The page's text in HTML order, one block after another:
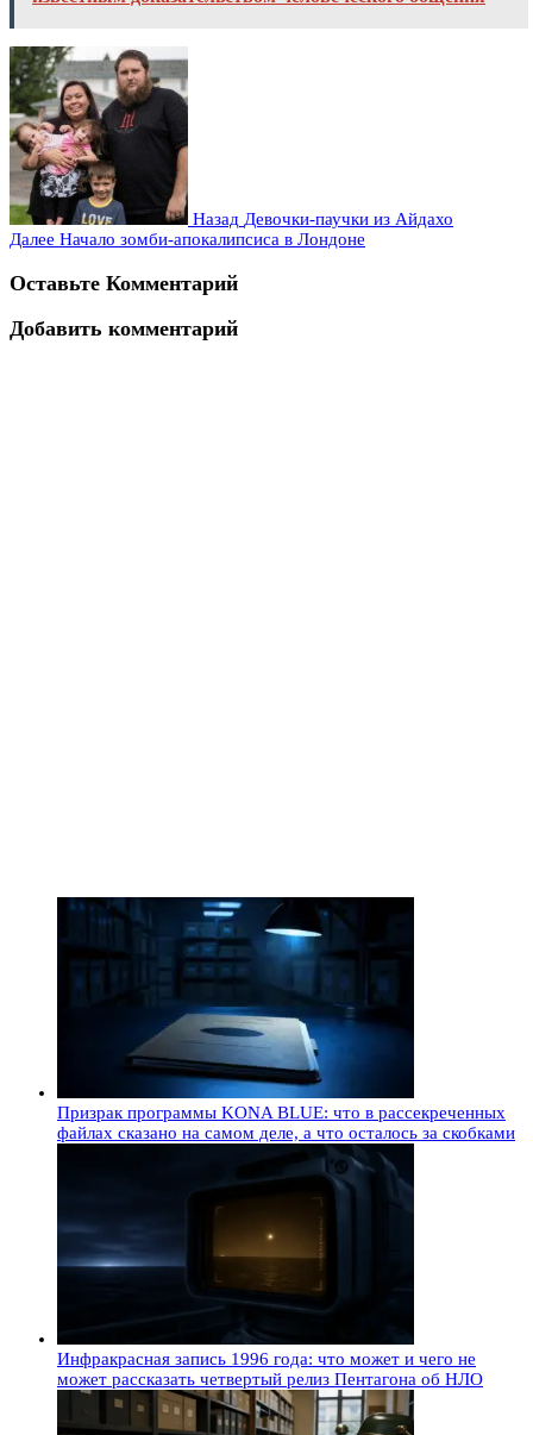
Назад Девочки-паучки из Айдахо
Далее Начало зомби-апокалипсиса в Лондоне
Оставьте Комментарий
Добавить комментарий
Призрак программы KONA BLUE: что в рассекреченных
файлах сказано на самом деле, а что осталось за скобками
Инфракрасная запись 1996 года: что может и чего не
может рассказать четвертый релиз Пентагона об НЛО